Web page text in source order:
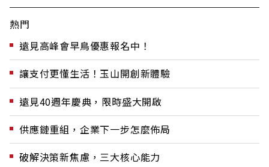
熱門
遠見高峰會早鳥優惠報名中！
讓支付更懂生活！玉山開創新體驗
遠見40週年慶典，限時盛大開啟
供應鏈重組，企業下一步怎麼佈局
破解決策新焦慮，三大核心能力